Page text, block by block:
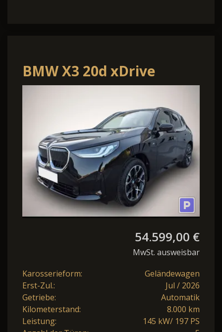
BMW X3 20d xDrive
54.599,00 €
MwSt. ausweisbar
Karosserieform:
Geländewagen
Erst-Zul.:
Jul / 2026
Getriebe:
Automatik
Kilometerstand:
8.000 km
Leistung:
145 kW/ 197 PS